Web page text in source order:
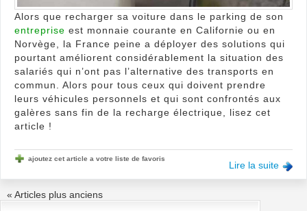
Alors que recharger sa voiture dans le parking de son
entreprise est monnaie courante en Californie ou en
Norvège, la France peine a déployer des solutions qui
pourtant améliorent considérablement la situation des
salariés qui n’ont pas l’alternative des transports en
commun. Alors pour tous ceux qui doivent prendre
leurs véhicules personnels et qui sont confrontés aux
galères sans fin de la recharge électrique, lisez cet
article !
Lire la suite
ajoutez cet article a votre liste de favoris
« Articles plus anciens